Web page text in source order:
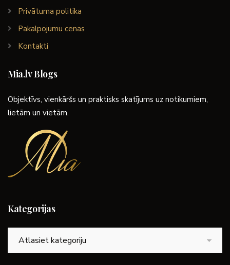
Privātuma politika
Pakalpojumu cenas
Kontakti
Mia.lv Blogs
Objektīvs, vienkāršs un praktisks skatījums uz notikumiem,
lietām un vietām.
Kategorijas